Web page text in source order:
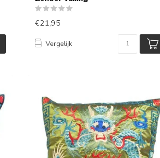
€21,95
Vergelijk